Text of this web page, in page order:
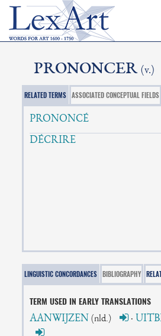
PRONONCER (v.)
RELATED TERMS ASSOCIATED CONCEPTUAL FIELDS
PRONONCÉ
DÉCRIRE
LINGUISTIC CONCORDANCES BIBLIOGRAPHY
TERM USED IN EARLY TRANSLATIONS
AANWIJZEN (nld.) ·